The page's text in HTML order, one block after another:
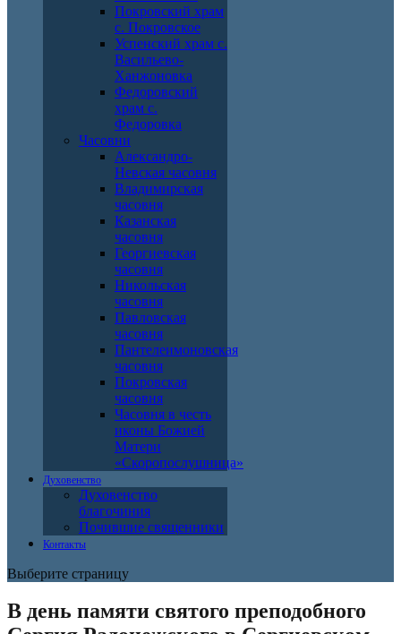
Покровский храм
с. Покровское
Успенский храм с.
Васильево-
Ханжоновка
Федоровский
храм с.
Федоровка
Часовни
Александро-
Невская часовня
Владимирская
часовня
Казанская
часовня
Георгиевская
часовня
Никольская
часовня
Павловская
часовня
Пантелеимоновская
часовня
Покровская
часовня
Часовня в честь
иконы Божией
Матери
«Скоропослушница»
Духовенство
Духовенство
благочиния
Почившие священники
Контакты
Выберите страницу
В день памяти святого преподобного